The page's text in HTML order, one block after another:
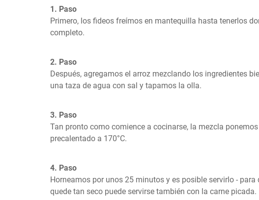
1. Paso
Primero, los fideos freímos en mantequilla hasta tenerlos
completo.
2. Paso
Después, agregamos el arroz mezclando los ingredientes
una taza de agua con sal y tapamos la olla.
3. Paso
Tan pronto como comience a cocinarse, la mezcla
precalentado a 170°C.
4. Paso
Horneamos por unos 25 minutos y es posible servirlo - para
quede tan seco puede servirse también con la carne picada.